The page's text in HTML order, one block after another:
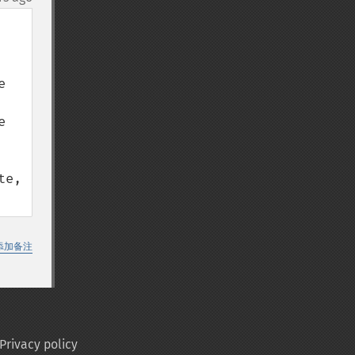
加备注
Privacy policy